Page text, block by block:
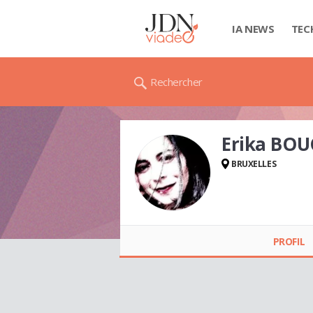
IA NEWS
Rechercher
Erika
BRUXELLES
PROFIL